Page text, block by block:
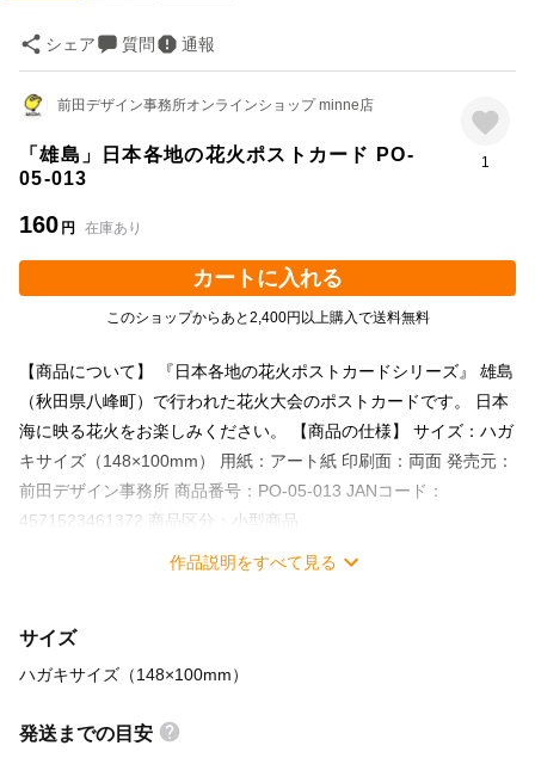
シェア 質問 通報
前田デザイン事務所オンラインショップ minne店
「雄島」日本各地の花火ポストカード PO-
05-013
160 円 在庫あり
1
カートに入れる
このショップからあと2,400円以上購入で送料無料
【商品について】 『日本各地の花火ポストカードシリーズ』 雄島
（秋田県八峰町）で行われた花火大会のポストカードです。 日本
海に映る花火をお楽しみください。 【商品の仕様】 サイズ：ハガ
キサイズ（148×100mm） 用紙：アート紙 印刷面：両面 発売元：
前田デザイン事務所 商品番号：PO-05-013 JANコード：
4571523461372 商品区分：小型商品
作品説明をすべて見る
サイズ
ハガキサイズ（148×100mm）
発送までの目安